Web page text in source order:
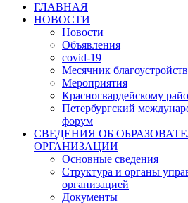
ГЛАВНАЯ
НОВОСТИ
Новости
Объявления
covid-19
Месячник
Мероприятия
Красногвардейскому
Петербургский
форум
СВЕДЕНИЯ ОБ
ОРГАНИЗАЦИИ
Основные сведения
Структура и органы
организацией
Документы